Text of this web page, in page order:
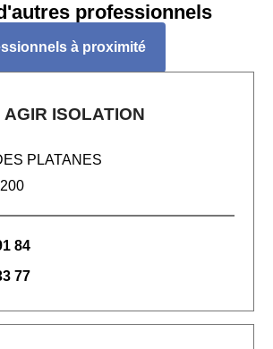
professionnels
à proximité
AGIR ISOLATION
PLATANES
84
77